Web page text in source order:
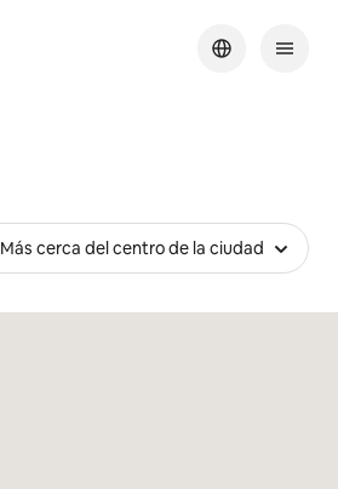
Más cerca del centro de la ciudad